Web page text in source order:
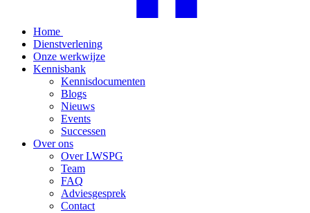
Home
Dienstverlening
Onze werkwijze
Kennisbank
Kennisdocumenten
Blogs
Nieuws
Events
Successen
Over ons
Over LWSPG
Team
FAQ
Adviesgesprek
Contact